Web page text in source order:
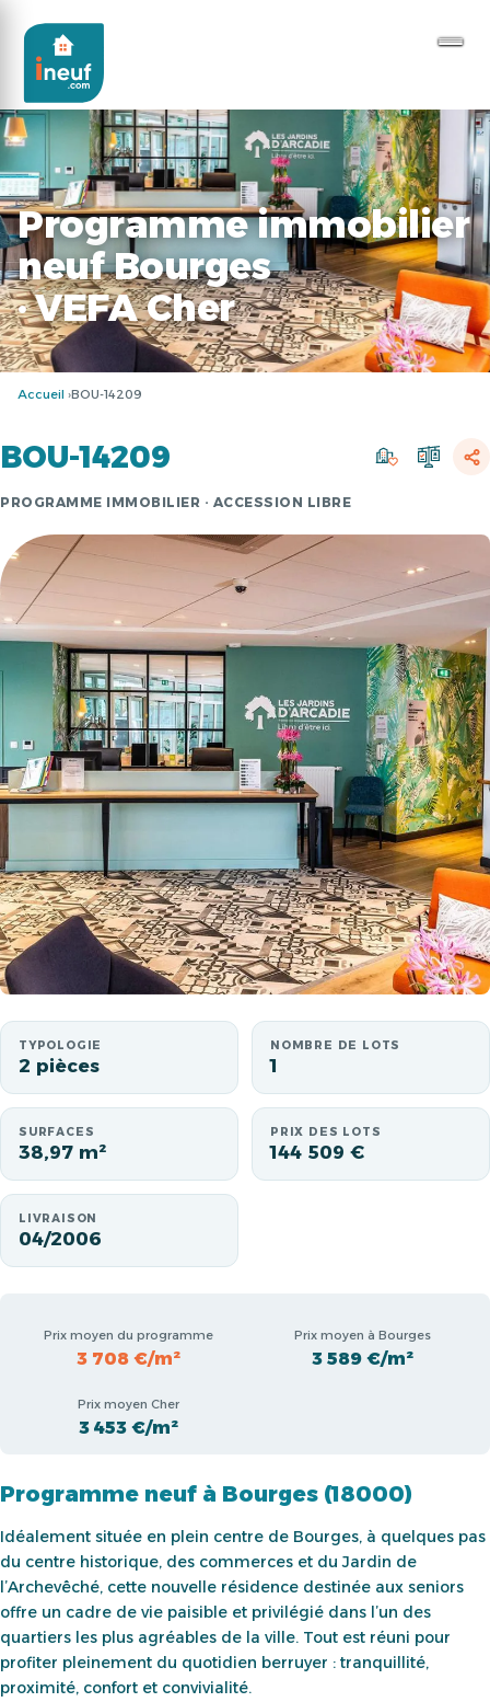
Programme immobilier
neuf Bourges
· VEFA Cher
Accueil BOU-14209
BOU-14209
PROGRAMME IMMOBILIER · ACCESSION LIBRE
TYPOLOGIE
2 pièces
NOMBRE DE LOTS
1
SURFACES
38,97 m²
PRIX DES LOTS
144 509 €
LIVRAISON
04/2006
Prix moyen du programme
3 708 €/m²
Prix moyen à Bourges
3 589 €/m²
Prix moyen Cher
3 453 €/m²
Programme neuf à Bourges (18000)
Idéalement située en plein centre de Bourges, à quelques pas
du centre historique, des commerces et du Jardin de
l’Archevêché, cette nouvelle résidence destinée aux seniors
offre un cadre de vie paisible et privilégié dans l’un des
quartiers les plus agréables de la ville. Tout est réuni pour
profiter pleinement du quotidien berruyer : tranquillité,
proximité, confort et convivialité.